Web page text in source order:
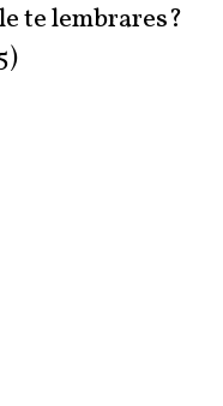
te lembrares?